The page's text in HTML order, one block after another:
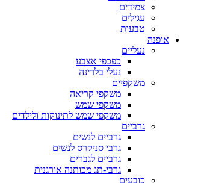
צמידים
עגילים
טבעות
אופנה
נעליים
כפכפי אצבע
נעלי בלרינה
משקפיים
משקפי קריאה
משקפי שמש
משקפי שמש לתינוקות ולילדים
גרביים
גרביים לנשים
גרבי סניקרס לנשים
גרביים לגברים
גרבי-תג מכותנה אורגנית
כובעים